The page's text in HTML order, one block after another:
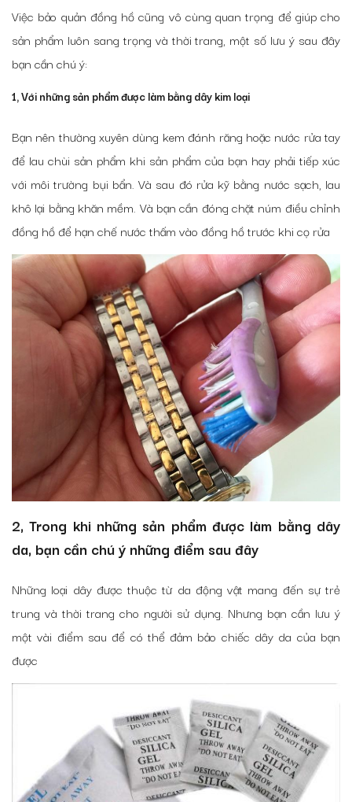
Việc bảo quản đồng hồ cũng vô cùng quan trọng để giúp cho
sản phẩm luôn sang trọng và thời trang, một số lưu ý sau đây
bạn cần chú ý:
1, Với những sản phẩm được làm bằng dây kim loại
Bạn nên thường xuyên dùng kem đánh răng hoặc nước rửa tay
để lau chùi sản phẩm khi sản phẩm của bạn hay phải tiếp xúc
với môi trường bụi bẩn. Và sau đó rửa kỹ bằng nước sạch, lau
khô lại bằng khăn mềm. Và bạn cần đóng chặt núm điều chỉnh
đồng hồ để hạn chế nước thấm vào đồng hồ trước khi cọ rửa
2, Trong khi những sản phẩm được làm bằng dây
da, bạn cần chú ý những điểm sau đây
Những loại dây được thuộc từ da động vật mang đến sự trẻ
trung và thời trang cho người sử dụng. Nhưng bạn cần lưu ý
một vài điểm sau để có thể đảm bảo chiếc dây da của bạn
được